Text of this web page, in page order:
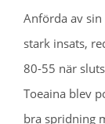
Anförda av
stark insats,
80-55 när
Toeaina blev
bra spridning